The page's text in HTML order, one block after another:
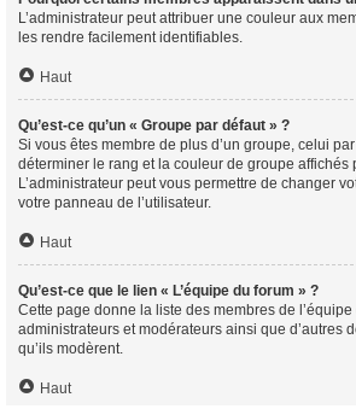
L’administrateur peut attribuer une couleur aux
les rendre facilement identifiables.
Haut
Qu’est-ce qu’un « Groupe par défaut » ?
Si vous êtes membre de plus d’un groupe, celui
déterminer le rang et la couleur de groupe affichés
L’administrateur peut vous permettre de changer
votre panneau de l’utilisateur.
Haut
Qu’est-ce que le lien « L’équipe du forum » ?
Cette page donne la liste des membres de
administrateurs et modérateurs ainsi que d’autres
qu’ils modèrent.
Haut